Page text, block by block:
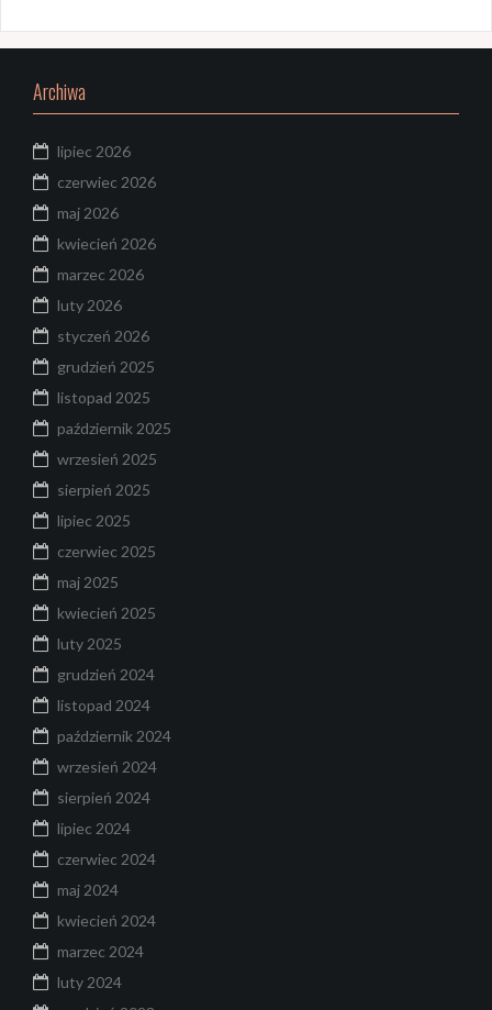
Archiwa
lipiec 2026
czerwiec 2026
maj 2026
kwiecień 2026
marzec 2026
luty 2026
styczeń 2026
grudzień 2025
listopad 2025
październik 2025
wrzesień 2025
sierpień 2025
lipiec 2025
czerwiec 2025
maj 2025
kwiecień 2025
luty 2025
grudzień 2024
listopad 2024
październik 2024
wrzesień 2024
sierpień 2024
lipiec 2024
czerwiec 2024
maj 2024
kwiecień 2024
marzec 2024
luty 2024